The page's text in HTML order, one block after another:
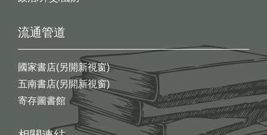
流通管道
國家書店(另開新視窗)
五南書店(另開新視窗)
寄存圖書館